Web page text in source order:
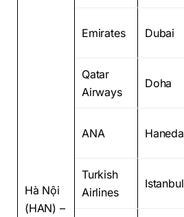
Hà Nội
(HAN) –
Emirates Dubai
Qatar
Airways
Doha
ANA Haneda
Turkish
Airlines
Istanbul